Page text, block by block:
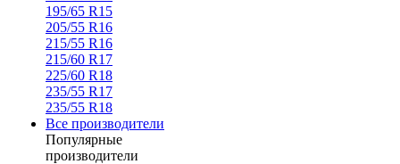
195/65 R15
205/55 R16
215/55 R16
215/60 R17
225/60 R18
235/55 R17
235/55 R18
Все производители
Популярные
производители